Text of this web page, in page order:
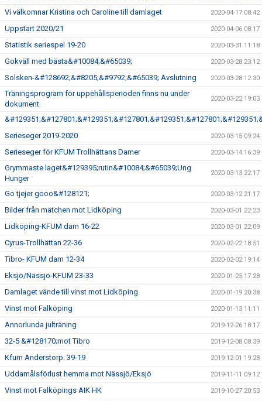
Vi välkomnar Kristina och Caroline till damlaget
2020-04-17 08:42
Uppstart 2020/21 2020-04-06 08:17
Statistik seriespel 19-20 2020-03-31 11:18
Gokväll med bästa&#10084;&#65039; 2020-03-28 23:12
Solsken-&#128692;&#8205;&#9792;&#65039; Avslutning 2020-03-28 12:30
Träningsprogram för uppehållsperioden finns nu under
dokument
2020-03-22 19:03
Serieseger 2019-2020
2020-03-15 09:24
Serieseger för KFUM Trollhättans Damer 2020-03-14 16:39
Grymmaste laget&#129395;rutin&#10084;&#65039;Ung
Hunger
2020-03-13 22:17
Go tjejer gooo&#128121; 2020-03-12 21:17
Bilder från matchen mot Lidköping 2020-03-01 22:23
Lidköping-KFUM dam 16-22 2020-03-01 22:09
Cyrus-Trollhättan 22-36 2020-02-22 18:51
Tibro- KFUM dam 12-34 2020-02-02 19:14
Eksjö/Nässjö-KFUM 23-33 2020-01-25 17:28
Damlaget vände till vinst mot Lidköping 2020-01-19 20:38
Vinst mot Falköping 2020-01-13 11:11
Annorlunda julträning 2019-12-26 18:17
32-5 &#128170;mot Tibro 2019-12-08 08:39
Kfum Anderstorp. 39-19 2019-12-01 19:28
Uddamålsförlust hemma mot Nässjö/Eksjö 2019-11-11 09:12
Vinst mot Falköpings AIK HK 2019-10-27 20:53